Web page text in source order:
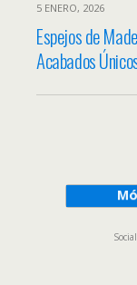
5 ENERO, 2026
Espejos de
Acabados